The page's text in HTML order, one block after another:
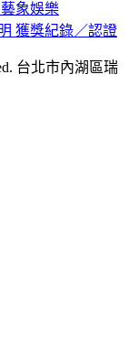
象娛樂
獲獎紀錄／認證
台北市內湖區瑞